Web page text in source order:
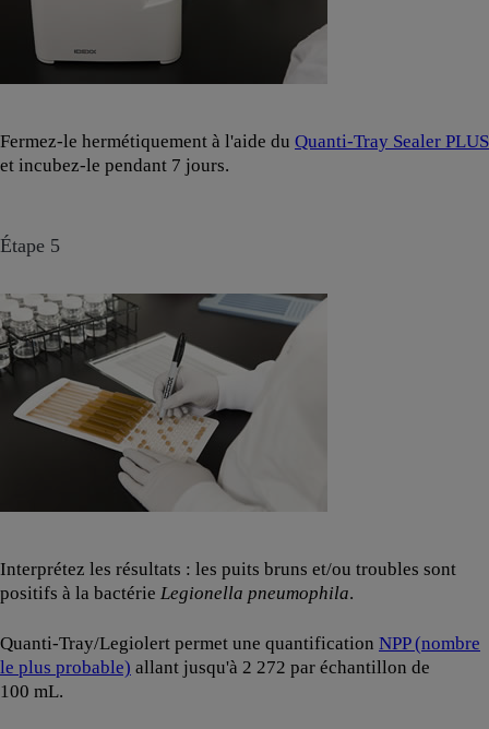
Fermez-le hermétiquement à l'aide du Quanti-Tray Sealer PLUS
et incubez-le pendant 7 jours.
Étape 5
Interprétez les résultats : les puits bruns et/ou troubles sont
positifs à la bactérie Legionella pneumophila.
Quanti-Tray/Legiolert permet une quantification NPP (nombre
le plus probable) allant jusqu'à 2 272 par échantillon de
100 mL.